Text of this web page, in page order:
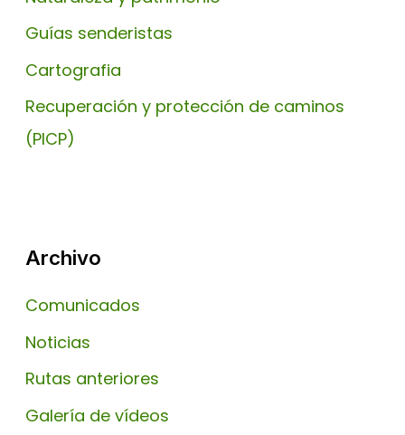
Guías senderistas
Cartografia
Recuperación y protección de caminos
(PICP)
Archivo
Comunicados
Noticias
Rutas anteriores
Galería de vídeos